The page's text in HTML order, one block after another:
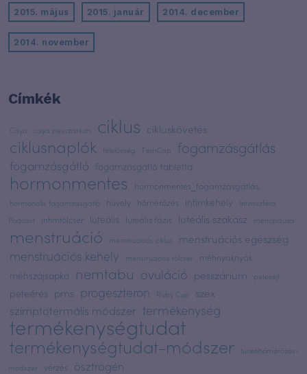
2015. május 2015. január 2014. december
2014. november
Címkék
Caya caya pesszárium ciklus cikluskövetés
ciklusnaplók felelősség FemCap fogamzásgátlás
fogamzásgátló fogamzásgátló tabletta
hormonmentes hormonmentes_fogamzásgátlás
hormonális fogamzásgátló hüvely hőmérőzés intimkehely
Intimszféra
Podcast
intimtölcsér luteális luteális fázis luteális szakasz menopauza
menstruáció menstruációs ciklus menstruációs egészség
menstruációs kehely menstruációs tölcsér méhnyaknyák
méhszájsapka nemtabu ovuláció pesszárium petesejt
peteérés pms progeszteron Ruby Cup szex
szimptotermális módszer termékenység
termékenységtudat
termékenységtudat-módszer
tünetihőmérőzés-
módszer
vérzés ösztrogén